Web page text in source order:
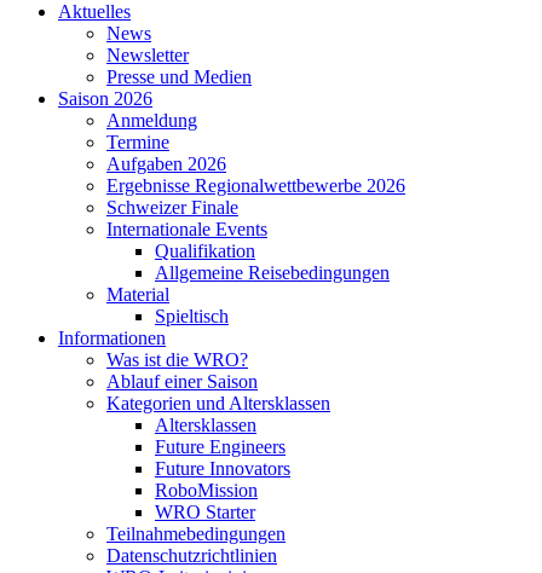
Aktuelles
News
Newsletter
Presse und Medien
Saison 2026
Anmeldung
Termine
Aufgaben 2026
Ergebnisse Regionalwettbewerbe 2026
Schweizer Finale
Internationale Events
Qualifikation
Allgemeine Reisebedingungen
Material
Spieltisch
Informationen
Was ist die WRO?
Ablauf einer Saison
Kategorien und Altersklassen
Altersklassen
Future Engineers
Future Innovators
RoboMission
WRO Starter
Teilnahmebedingungen
Datenschutzrichtlinien